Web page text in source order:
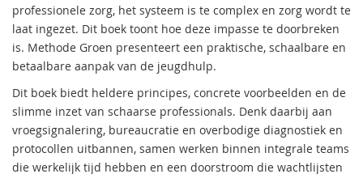
professionele zorg, het systeem is te complex en zorg wordt te
laat ingezet. Dit boek toont hoe deze impasse te doorbreken
is. Methode Groen presenteert een praktische, schaalbare en
betaalbare aanpak van de jeugdhulp.
Dit boek biedt heldere principes, concrete voorbeelden en de
slimme inzet van schaarse professionals. Denk daarbij aan
vroegsignalering, bureaucratie en overbodige diagnostiek en
protocollen uitbannen, samen werken binnen integrale teams
die werkelijk tijd hebben en een doorstroom die wachtlijsten